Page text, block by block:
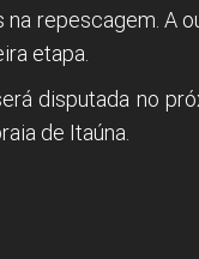
repescagem. A
etapa.
disputada no
de Itaúna.